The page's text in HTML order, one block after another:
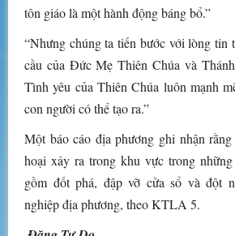
tôn giáo là một hành động báng bổ.”
“Nhưng chúng ta tiến bước với lòng tin
cầu của Đức Mẹ Thiên Chúa và
Tình yêu của Thiên Chúa luôn mạnh
con người có thể tạo ra.”
Một báo cáo địa phương ghi nhận
hoại xảy ra trong khu vực trong
gồm đốt phá, đập vỡ cửa sổ và đột
nghiệp địa phương, theo KTLA 5.